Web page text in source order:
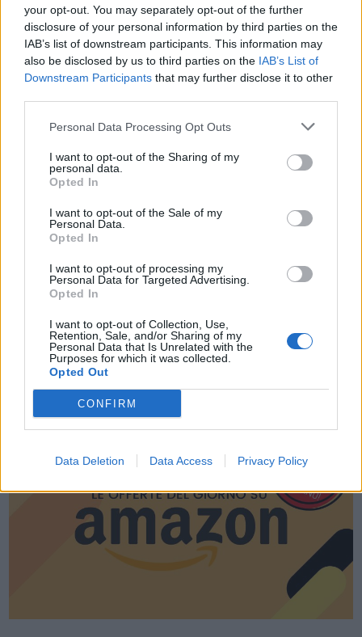
your opt-out. You may separately opt-out of the further
disclosure of your personal information by third parties on the
IAB’s list of downstream participants. This information may
also be disclosed by us to third parties on the IAB’s List of
Downstream Participants that may further disclose it to other
Personal Data Processing Opt Outs
I want to opt-out of the Sharing of my
personal data.
Opted In
I want to opt-out of the Sale of my
Personal Data.
Opted In
I want to opt-out of processing my
Personal Data for Targeted Advertising.
Opted In
I want to opt-out of Collection, Use,
Retention, Sale, and/or Sharing of my
Personal Data that Is Unrelated with the
Purposes for which it was collected.
Opted Out
CONFIRM
Data Deletion Data Access Privacy Policy
Stampa Altro
Vuoi ricevere gli aggiornamenti delle news di TecnoGazzetta?
Inserisci nome ed indirizzo E-Mail:
Acconsento al trattamento dei dati personali ( Info Privacy
LE MIGLIORI OFFERTE AMAZON